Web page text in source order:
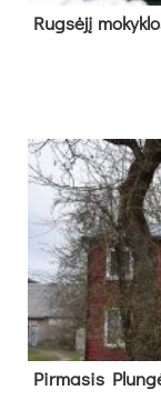
Rug­sė­jį
Pir­ma­sis